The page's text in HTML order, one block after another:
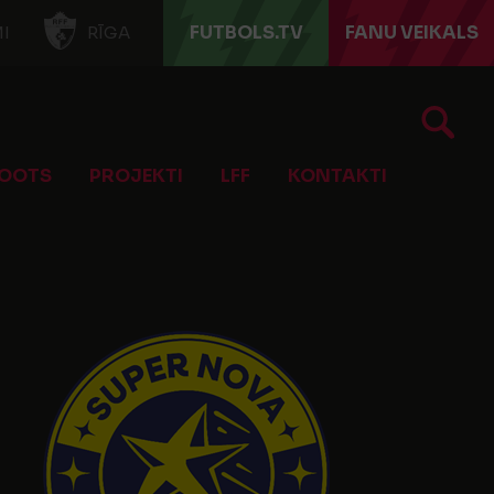
RĪGA FUTBOLS.TV FANU VEIKALS
PROJEKTI LFF KONTAKTI